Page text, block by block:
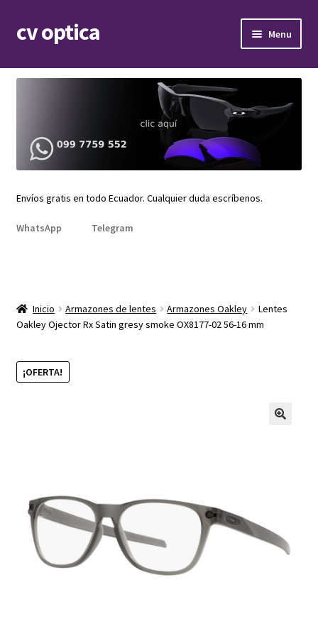
Skip
to
Skip
to
cv optica Menu
Armazones de lentes
child
menu
Expand
Repuestos
menu
Envíos gratis en todo Ecuador. Cualquier duda escríbenos.
WhatsApp Telegram
Inicio Armazones de lentes Armazones Oakley
Lentes
Oakley Ojector Rx Satin gresy smoke OX8177-02 56-16 mm
¡OFERTA!